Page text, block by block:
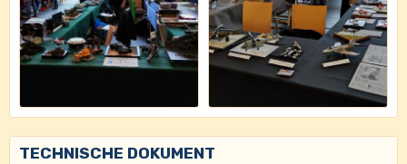
TECHNISCHE DOKUMENT